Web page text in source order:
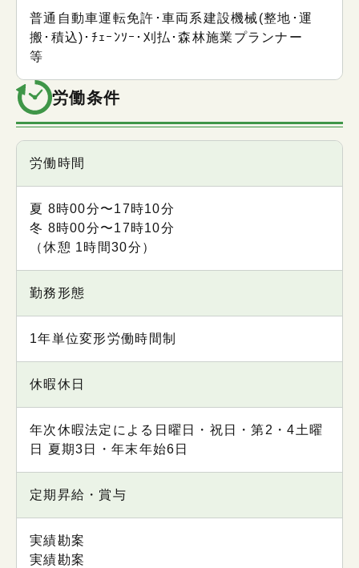
普通自動車運転免許･車両系建設機械(整地･運
搬･積込)･ﾁｪｰﾝｿｰ･刈払･森林施業プランナー
等
労働条件
項目
内容
労働時間
夏 8時00分〜17時10分
冬 8時00分〜17時10分
（休憩 1時間30分）
勤務形態
1年単位変形労働時間制
休暇休日
年次休暇法定による日曜日・祝日・第2・4土曜
日 夏期3日・年末年始6日
定期昇給・賞与
実績勘案
実績勘案